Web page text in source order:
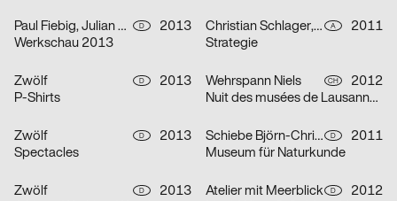
Paul Fiebig, Julian Klein, Henning Pohlmeyer D
2013
Werkschau 2013
Christian Schlager, Marie-Christine Schmid A
2011
Strategie
Zwölf D
2013
P-Shirts
Wehrspann Niels CH
2012
Nuit des musées de Lausanne et Pully 2012
Zwölf D
2013
Spectacles
Schiebe Björn-Christian D
2011
Museum für Naturkunde
Zwölf D
2013
Atelier mit Meerblick D
2012